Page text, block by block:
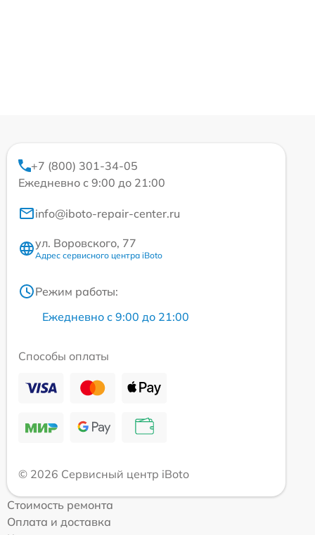
+7 (800) 301-34-05
Ежедневно с 9:00 до 21:00
info@iboto-repair-center.ru
ул. Воровского, 77
Адрес сервисного центра iBoto
Режим работы:
Ежедневно с 9:00 до 21:00
Способы оплаты
© 2026 Сервисный центр iBoto
Стоимость ремонта
Оплата и доставка